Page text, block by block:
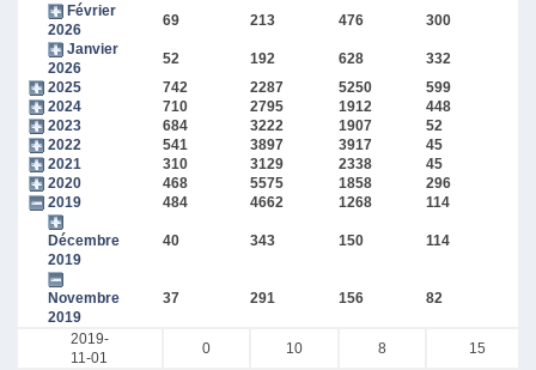
Février
2026
69 213 476 300
Janvier
2026
52 192 628 332
2025
742 2287 5250 599
2024
710 2795 1912 448
2023
684 3222 1907 52
2022
541 3897 3917 45
2021
310 3129 2338 45
2020
468 5575 1858 296
2019
484 4662 1268 114
Décembre
2019
40 343 150 114
Novembre
2019
37 291 156 82
2019-
11-01
0 10 8
15